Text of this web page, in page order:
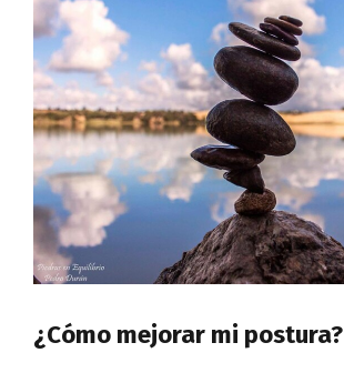
¿Cómo mejorar mi postura?